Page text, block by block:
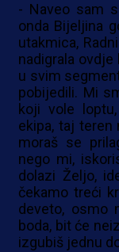
- Naveo sam
onda Bijeljina
utakmica,
nadigrala
u svim
pobijedili. Mi
koji vole
ekipa, taj teren
moraš se
nego mi,
dolazi Željo,
čekamo treći
deveto, osmo
boda, bit će
izgubiš jednu